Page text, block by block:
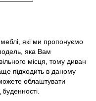
які ми пропонуємо
яка Вам
місця, тому диван
підходить в даному
облаштувати